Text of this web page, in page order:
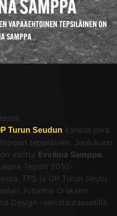
SAMPPA
VAPAAEHTOINEN TEPSILÄINEN ON
SAMPPA
Turun Seudun kanssa joka
tepsiläisen. Joulukuun
valittu Eveliina Samppa.
Tepsin 2010-
TPS ja OP Turun Seutu
Johanna Oraksen
Design -seinälautassetillä.